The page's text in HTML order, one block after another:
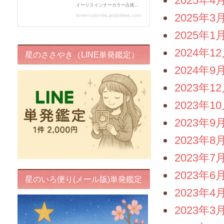
2025年3
2025年1
2024年12
2024年9
2023年12
2023年10
2023年9
2023年8
2023年7
2023年6
2023年4
2023年3
星のささやき（LINE単発鑑定）
星のいろ便り(メール版)単発鑑定